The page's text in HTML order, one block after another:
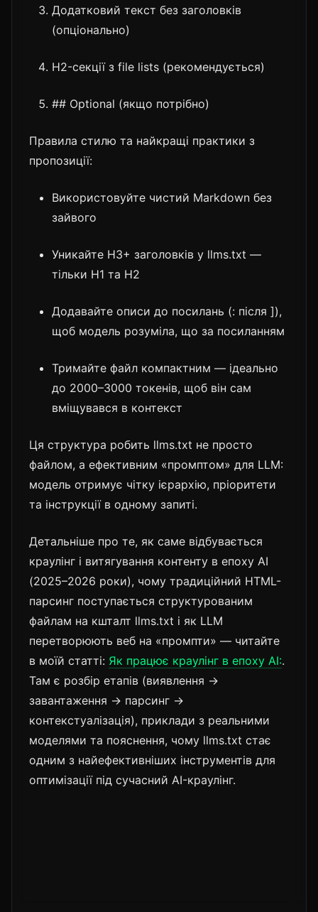
Додатковий текст без заголовків
(опціонально)
H2-секції з file lists (рекомендується)
## Optional (якщо потрібно)
Правила стилю та найкращі практики з
пропозиції:
Використовуйте чистий Markdown без
зайвого
Уникайте H3+ заголовків у llms.txt —
тільки H1 та H2
Додавайте описи до посилань (: після ]),
щоб модель розуміла, що за посиланням
Тримайте файл компактним — ідеально
до 2000–3000 токенів, щоб він сам
вміщувався в контекст
Ця структура робить llms.txt не просто
файлом, а ефективним «промптом» для LLM:
модель отримує чітку ієрархію, пріоритети
та інструкції в одному запиті.
Детальніше про те, як саме відбувається
краулінг і витягування контенту в епоху AI
(2025–2026 роки), чому традиційний HTML-
парсинг поступається структурованим
файлам на кшталт llms.txt і як LLM
перетворюють веб на «промпти» — читайте
в моїй статті: Як працює краулінг в епоху AI:.
Там є розбір етапів (виявлення →
завантаження → парсинг →
контекстуалізація), приклади з реальними
моделями та пояснення, чому llms.txt стає
одним з найефективніших інструментів для
оптимізації під сучасний AI-краулінг.